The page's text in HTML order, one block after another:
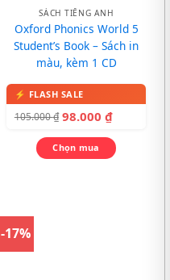
SÁCH TIẾNG ANH
Oxford Phonics World 5
Student’s Book – Sách in
màu, kèm 1 CD
105.000₫ 98.000 ₫
Chọn mua
-17%